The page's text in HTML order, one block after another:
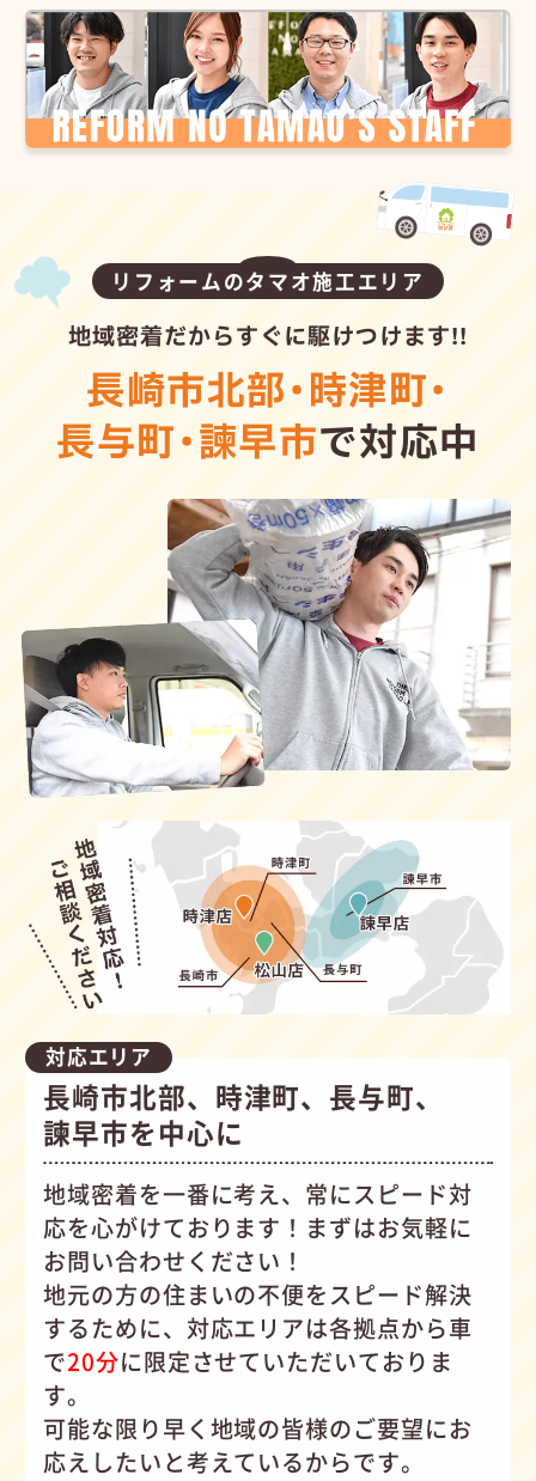
リフォームのタマオ施工エリア
地域密着だからすぐに駆けつけます!!
長崎市北部・時津町・
長与町・諫早市で対応中
対応エリア
長崎市北部、時津町、長与町、
諫早市を中心に
地域密着を一番に考え、常にスピード対
応を心がけております！まずはお気軽に
お問い合わせください！
地元の方の住まいの不便をスピード解決
するために、対応エリアは各拠点から車
で20分に限定させていただいておりま
す。
可能な限り早く地域の皆様のご要望にお
応えしたいと考えているからです。